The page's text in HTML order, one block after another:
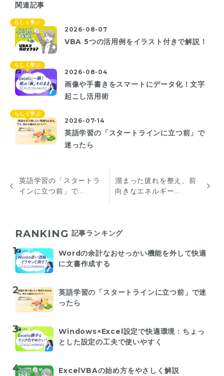
関連記事
2026-08-07
VBA 5つの活用例をイラスト付きで解説！
らしく学ぶ
2026-08-04
画像や手書きをスマートにデータ化！文字
起こし活用術
らしく学ぶ
2026-07-14
英語学習の「スタートラインに立つ前」で
迷ったら
らしく学ぶ
英語学習の「スタートラ
インに立つ前」で...
溜まった疲れを整え、前
向きなエネルギー...
RANKING 記事ランキング
Wordの余計なおせっかい機能を外して快適
に文書作成する
英語学習の「スタートラインに立つ前」で迷
ったら
Windows×Excel設定で快適環境：ちょっ
とした設定の工夫で使いやすく
ExcelVBAの始め方をやさしく解説